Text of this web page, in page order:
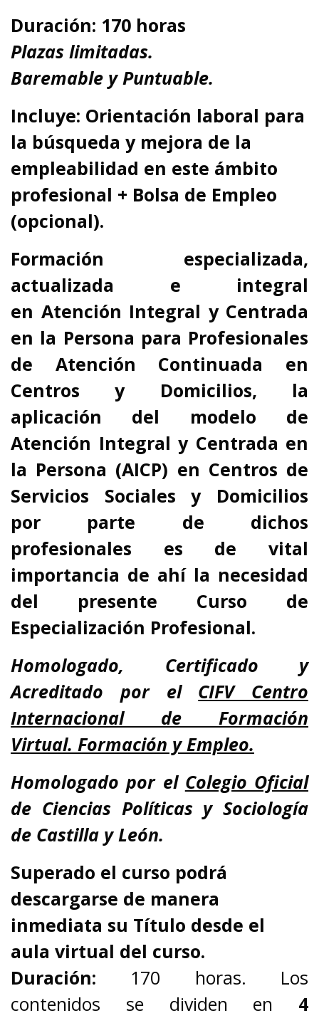
Duración: 170 horas
Plazas limitadas.
Baremable y Puntuable.
Incluye: Orientación laboral para
la búsqueda y mejora de la
empleabilidad en este ámbito
profesional + Bolsa de Empleo
(opcional).
Formación especializada,
actualizada e integral
en Atención Integral y Centrada
en la Persona para Profesionales
de Atención Continuada en
Centros y Domicilios, la
aplicación del modelo de
Atención Integral y Centrada en
la Persona (AICP) en Centros de
Servicios Sociales y Domicilios
por parte de dichos
profesionales es de vital
importancia de ahí la necesidad
del presente Curso de
Especialización Profesional.
Homologado, Certificado y
Acreditado por el
CIFV Centro
Internacional de Formación
Virtual. Formación y Empleo.
Homologado por el Colegio Oficial
de Ciencias Políticas y Sociología
de Castilla y León.
Superado el curso podrá
descargarse de manera
inmediata su Título desde el
aula virtual del curso.
Duración: 170 horas. Los
contenidos se dividen en 4